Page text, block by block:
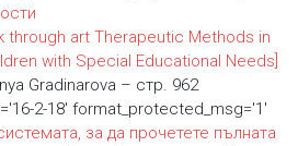
through art Therapeutic Methods in
with Special Educational Needs]
Gradinarova – стр. 962
2-18' format_protected_msg='1'
за да прочетете пълната